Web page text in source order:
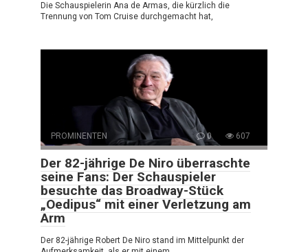
Die Schauspielerin Ana de Armas, die kürzlich die
Trennung von Tom Cruise durchgemacht hat,
PROMINENTEN 0 607
Der 82-jährige De Niro überraschte
seine Fans: Der Schauspieler
besuchte das Broadway-Stück
„Oedipus“ mit einer Verletzung am
Arm
Der 82-jährige Robert De Niro stand im Mittelpunkt der